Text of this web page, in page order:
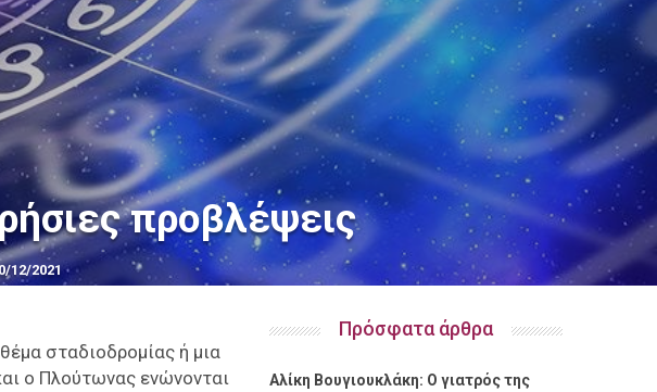
προβλέψεις
12/2021
σταδιοδρομίας ή μια
ο Πλούτωνας ενώνονται
Πρόσφατα άρθρα
Αλίκη Βουγιουκλάκη: Ο γιατρός της